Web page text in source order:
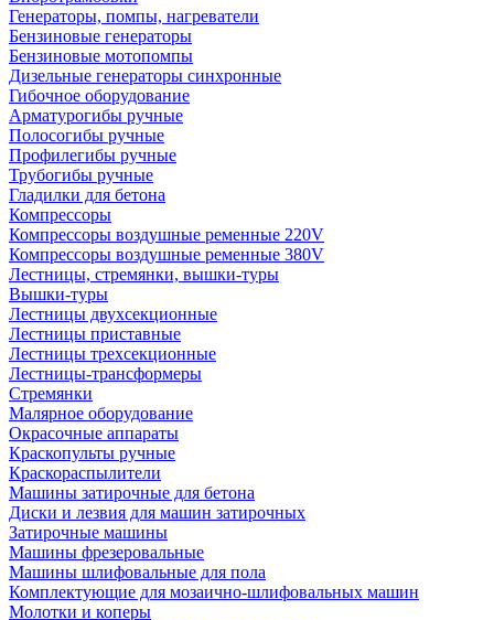
Генераторы, помпы, нагреватели
Бензиновые генераторы
Бензиновые мотопомпы
Дизельные генераторы синхронные
Гибочное оборудование
Арматурогибы ручные
Полосогибы ручные
Профилегибы ручные
Трубогибы ручные
Гладилки для бетона
Компрессоры
Компрессоры воздушные ременные 220V
Компрессоры воздушные ременные 380V
Лестницы, стремянки, вышки-туры
Вышки-туры
Лестницы двухсекционные
Лестницы приставные
Лестницы трехсекционные
Лестницы-трансформеры
Стремянки
Малярное оборудование
Окрасочные аппараты
Краскопульты ручные
Краскораспылители
Машины затирочные для бетона
Диски и лезвия для машин затирочных
Затирочные машины
Машины фрезеровальные
Машины шлифовальные для пола
Комплектующие для мозаично-шлифовальных машин
Молотки и коперы